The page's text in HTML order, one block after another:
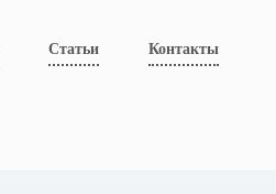
Статьи Контакты